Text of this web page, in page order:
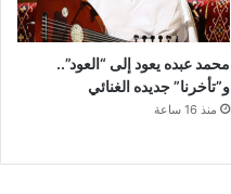
محمد عبده يعود إلى “العود”..
و”تأخرنا” جديده الغنائي
منذ 16 ساعة